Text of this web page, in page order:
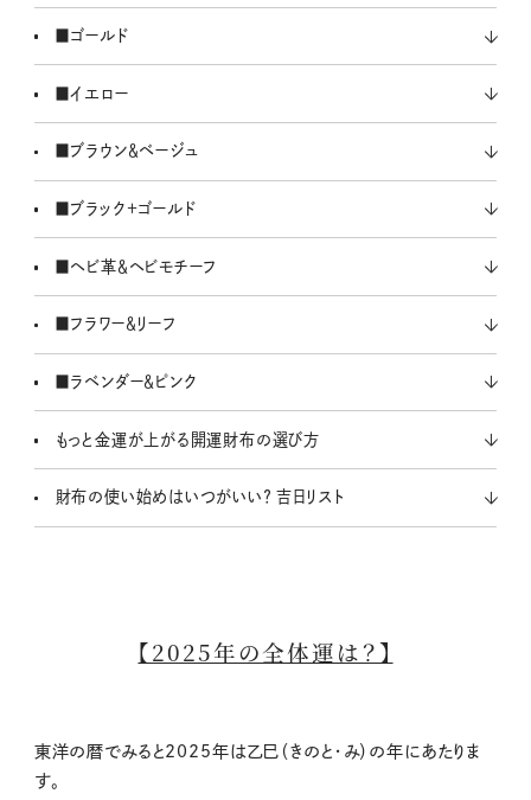
■ゴールド
■イエロー
■ブラウン＆ベージュ
■ブラック＋ゴールド
■ヘビ革＆ヘビモチーフ
■フラワー＆リーフ
■ラベンダー＆ピンク
もっと金運が上がる開運財布の選び方
財布の使い始めはいつがいい？ 吉日リスト
【2025年の全体運は？】
東洋の暦でみると2025年は乙巳（きのと・み）の年にあたりま
す。